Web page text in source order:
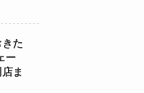
た
ー
ま